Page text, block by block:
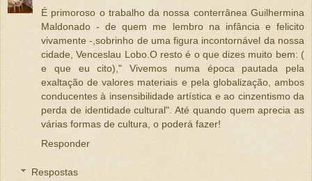
É primoroso o trabalho da nossa conterrânea Guilhermina
Maldonado - de quem me lembro na infância e felicito
vivamente -,sobrinho de uma figura incontornável da nossa
cidade, Venceslau Lobo.O resto é o que dizes muito bem: (
e que eu cito)," Vivemos numa época pautada pela
exaltação de valores materiais e pela globalização, ambos
conducentes à insensibilidade artística e ao cinzentismo da
perda de identidade cultural". Até quando quem aprecia as
várias formas de cultura, o poderá fazer!
Responder
Respostas